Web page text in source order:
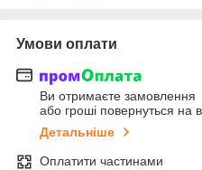
Умови оплати
Ви отримаєте замовлення
або гроші повернуться на
Детальніше
Оплатити частинами